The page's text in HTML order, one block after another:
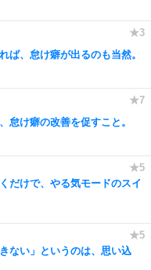
ば、怠け癖が出るのも当然。
怠け癖の改善を促すこと。
だけで、やる気モードのスイ
ない」というのは、思い込